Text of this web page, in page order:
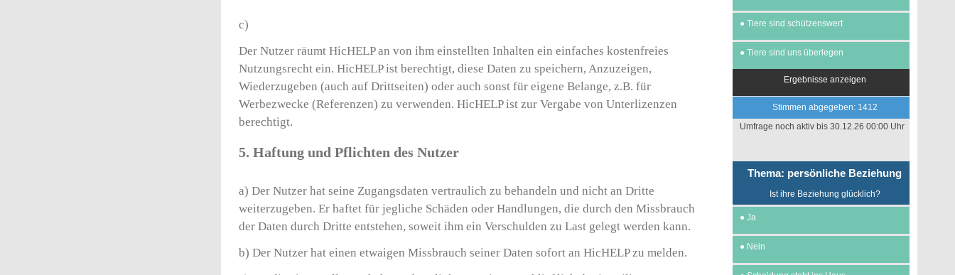
c)
Der Nutzer räumt HicHELP an von ihm einstellten Inhalten ein einfaches kostenfreies
Nutzungsrecht ein. HicHELP ist berechtigt, diese Daten zu speichern, Anzuzeigen,
Wiederzugeben (auch auf Drittseiten) oder auch sonst für eigene Belange, z.B. für
Werbezwecke (Referenzen) zu verwenden. HicHELP ist zur Vergabe von Unterlizenzen
berechtigt.
5. Haftung und Pflichten des Nutzer
a) Der Nutzer hat seine Zugangsdaten vertraulich zu behandeln und nicht an Dritte
weiterzugeben. Er haftet für jegliche Schäden oder Handlungen, die durch den Missbrauch
der Daten durch Dritte entstehen, soweit ihm ein Verschulden zu Last gelegt werden kann.
b) Der Nutzer hat einen etwaigen Missbrauch seiner Daten sofort an HicHELP zu melden.
● Tiere sind schützenswert
● Tiere sind uns überlegen
Ergebnisse anzeigen
Stimmen abgegeben: 1412
Umfrage noch aktiv bis 30.12.26 00:00 Uhr
Thema: persönliche Beziehung
Ist ihre Beziehung glücklich?
● Ja
● Nein